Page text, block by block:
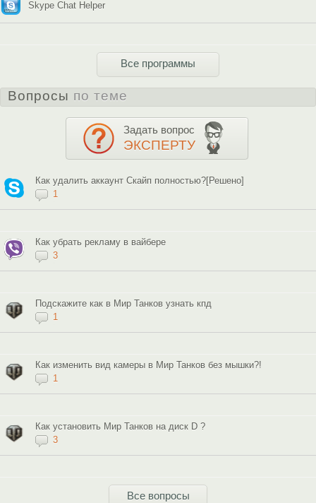
Skype Chat Helper
Все программы
Вопросы по теме
Задать вопрос
ЭКСПЕРТУ
Как удалить аккаунт Скайп полностью?[Решено]
1
Как убрать рекламу в вайбере
3
Подскажите как в Мир Танков узнать кпд
1
Как изменить вид камеры в Мир Танков без мышки?!
1
Как установить Мир Танков на диск D ?
3
Все вопросы